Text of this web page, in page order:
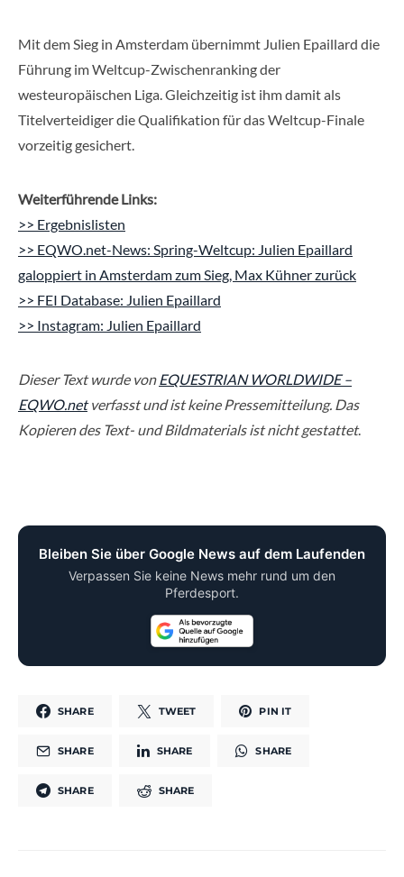
Mit dem Sieg in Amsterdam übernimmt Julien Epaillard die
Führung im Weltcup-Zwischenranking der
westeuropäischen Liga. Gleichzeitig ist ihm damit als
Titelverteidiger die Qualifikation für das Weltcup-Finale
vorzeitig gesichert.
Weiterführende Links:
>> Ergebnislisten
>> EQWO.net-News: Spring-Weltcup: Julien Epaillard
galoppiert in Amsterdam zum Sieg, Max Kühner zurück
>> FEI Database: Julien Epaillard
>> Instagram: Julien Epaillard
Dieser Text wurde vonEQUESTRIAN WORLDWIDE –
EQWO.netverfasst und ist keine Pressemitteilung. Das
Kopieren des Text- und Bildmaterials ist nicht gestattet.
Bleiben Sie über Google News auf dem Laufenden
Verpassen Sie keine News mehr rund um den
Pferdesport.
SHARE TWEET PIN IT
SHARE SHARE SHARE
SHARE SHARE